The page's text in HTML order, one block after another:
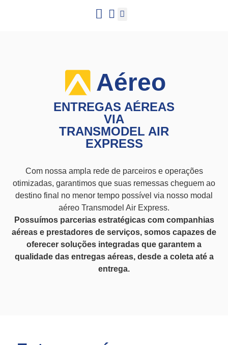
Aéreo
ENTREGAS AÉREAS
VIA
TRANSMODEL AIR
EXPRESS
Com nossa ampla rede de parceiros e operações
otimizadas, garantimos que suas remessas cheguem ao
destino final no menor tempo possível via nosso modal
aéreo Transmodel Air Express.
Possuímos parcerias estratégicas com companhias
aéreas e prestadores de serviços, somos capazes de
oferecer soluções integradas que garantem a
qualidade das entregas aéreas, desde a coleta até a
entrega.